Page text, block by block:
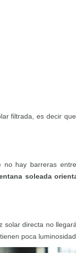
filtrada, es decir
hay barreras
soleada
solar directa no
poca